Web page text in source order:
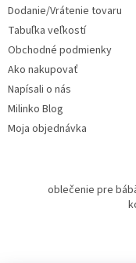
Dodanie/Vrátenie tovaru
Tabuľka veľkostí
Obchodné podmienky
Ako nakupovať
Napísali o nás
Milinko Blog
Moja objednávka
oblečenie pre